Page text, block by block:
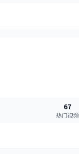
67
热门视频